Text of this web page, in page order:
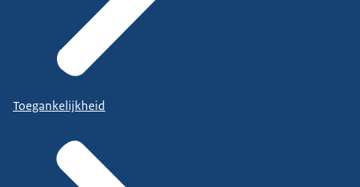
Toegankelijkheid